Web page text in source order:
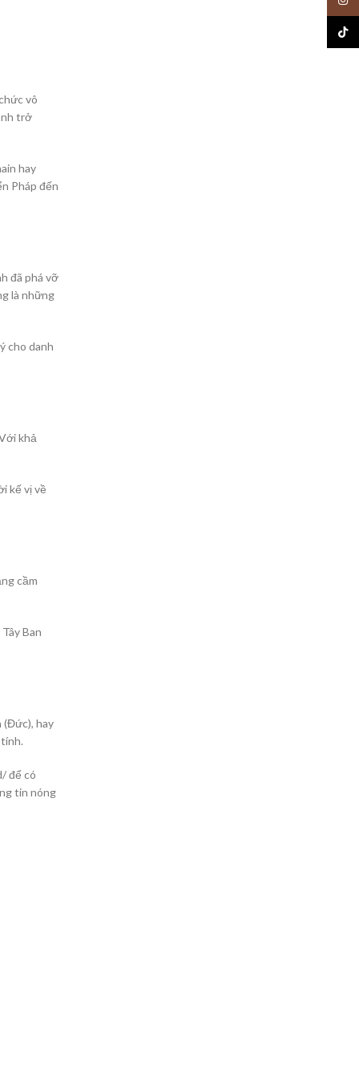
vô
trở
hay
Pháp đến
đã phá vỡ
là những
cho danh
khả
kế vị về
cầm
Ban
(Đức), hay
để có
tin nóng